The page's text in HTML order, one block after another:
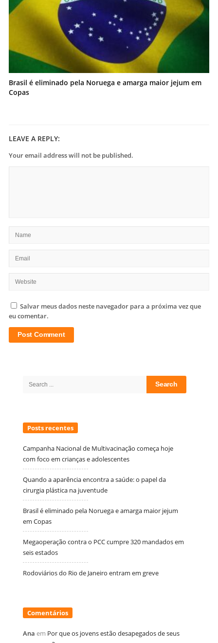
Brasil é eliminado pela Noruega e amarga maior jejum em
Copas
LEAVE A REPLY:
Your email address will not be published.
Salvar meus dados neste navegador para a próxima vez que
eu comentar.
Posts recentes
Campanha Nacional de Multivacinação começa hoje
com foco em crianças e adolescentes
Quando a aparência encontra a saúde: o papel da
cirurgia plástica na juventude
Brasil é eliminado pela Noruega e amarga maior jejum
em Copas
Megaoperação contra o PCC cumpre 320 mandados em
seis estados
Rodoviários do Rio de Janeiro entram em greve
Comentários
Ana em Por que os jovens estão desapegados de seus